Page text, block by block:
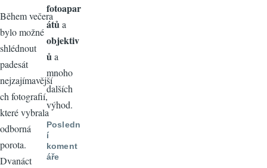
Během večera
bylo možné
shlédnout
padesát
nejzajímavější
ch fotografií,
které vybrala
odborná
porota.
Dvanáct
fotoapar
átů a
objektiv
ů a
mnoho
dalších
výhod.
Posledn
í
koment
áře